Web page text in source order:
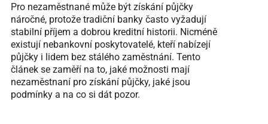
Pro nezaměstnané může být získání půjčky
náročné, protože tradiční banky často vyžadují
stabilní příjem a dobrou kreditní historii. Nicméně
existují nebankovní poskytovatelé, kteří nabízejí
půjčky i lidem bez stálého zaměstnání. Tento
článek se zaměří na to, jaké možnosti mají
nezaměstnaní pro získání půjčky, jaké jsou
podmínky a na co si dát pozor.